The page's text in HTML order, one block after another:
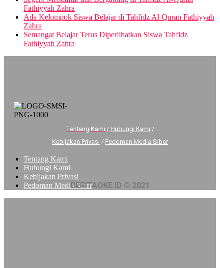
Fathiyyah Zahra
Ada Kelompok Siswa Belajar di Tahfidz Al-Quran Fathiyyah
Zahra
Semangat Belajar Terus Diperlihatkan Siswa Tahfidz
Fathiyyah Zahra
Tentang Kami / Hubungi Kami /
Kebijakan Privasi / Pedoman Media Siber
Tentang Kami
Hubungi Kami
Kebijakan Privasi
Pedoman Media SiberBERITAOKE.ID © 2021